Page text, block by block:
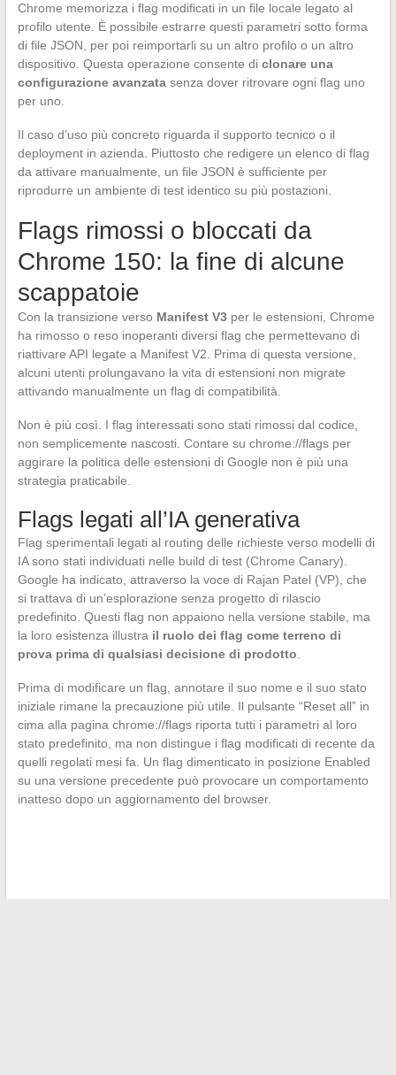
Chrome memorizza i flag modificati in un file locale legato al
profilo utente. È possibile estrarre questi parametri sotto forma
di file JSON, per poi reimportarli su un altro profilo o un altro
dispositivo. Questa operazione consente di clonare una
configurazione avanzatasenza dover ritrovare ogni flag uno
per uno.
Il caso d’uso più concreto riguarda il supporto tecnico o il
deployment in azienda. Piuttosto che redigere un elenco di flag
da attivare manualmente, un file JSON è sufficiente per
riprodurre un ambiente di test identico su più postazioni.
Flags rimossi o bloccati da
Chrome 150: la fine di alcune
scappatoie
Con la transizione verso Manifest V3per le estensioni, Chrome
ha rimosso o reso inoperanti diversi flag che permettevano di
riattivare API legate a Manifest V2. Prima di questa versione,
alcuni utenti prolungavano la vita di estensioni non migrate
attivando manualmente un flag di compatibilità.
Non è più così. I flag interessati sono stati rimossi dal codice,
non semplicemente nascosti. Contare su chrome://flags per
aggirare la politica delle estensioni di Google non è più una
strategia praticabile.
Flags legati all’IA generativa
Flag sperimentali legati al routing delle richieste verso modelli di
IA sono stati individuati nelle build di test (Chrome Canary).
Google ha indicato, attraverso la voce di Rajan Patel (VP), che
si trattava di un’esplorazione senza progetto di rilascio
predefinito. Questi flag non appaiono nella versione stabile, ma
la loro esistenza illustra il ruolo dei flag come terreno di
prova prima di qualsiasi decisione di prodotto.
Prima di modificare un flag, annotare il suo nome e il suo stato
iniziale rimane la precauzione più utile. Il pulsante “Reset all” in
cima alla pagina chrome://flags riporta tutti i parametri al loro
stato predefinito, ma non distingue i flag modificati di recente da
quelli regolati mesi fa. Un flag dimenticato in posizione Enabled
su una versione precedente può provocare un comportamento
inatteso dopo un aggiornamento del browser.